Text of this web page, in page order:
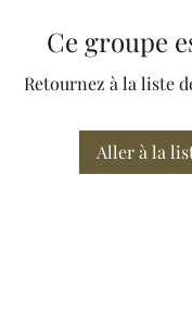
Ce groupe
Retournez à la liste
Aller à la